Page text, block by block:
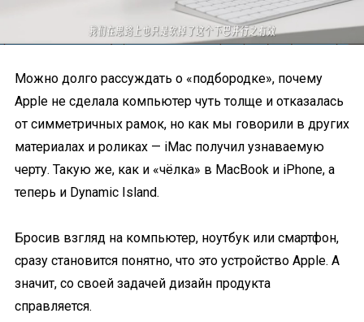
Можно долго рассуждать о «подбородке», почему
Apple не сделала компьютер чуть толще и отказалась
от симметричных рамок, но как мы говорили в других
материалах и роликах — iMac получил узнаваемую
черту. Такую же, как и «чёлка» в MacBook и iPhone, а
теперь и Dynamic Island.
Бросив взгляд на компьютер, ноутбук или смартфон,
сразу становится понятно, что это устройство Apple. А
значит, со своей задачей дизайн продукта
справляется.